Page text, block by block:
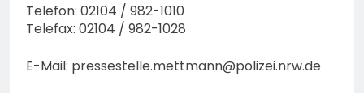
Telefon: 02104 / 982-1010
Telefax: 02104 / 982-1028
E-Mail: pressestelle.mettmann@polizei.nrw.de